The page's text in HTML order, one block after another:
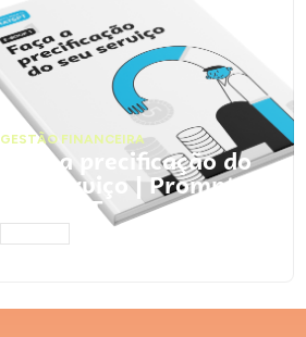
GESTÃO FINANCEIRA
Faça a precificação do
seu serviço | Prompts
ChatGPT